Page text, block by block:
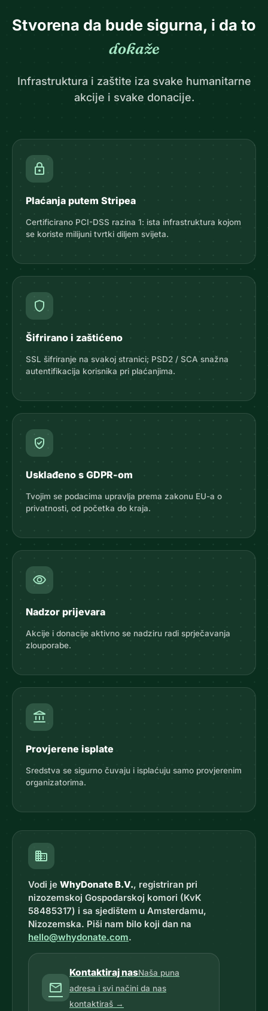
Stvorena da bude sigurna, i da to
dokaže
Infrastruktura i zaštite iza svake humanitarne
akcije i svake donacije.
lock
Plaćanja putem Stripea
Certificirano PCI-DSS razina 1: ista infrastruktura kojom
se koriste milijuni tvrtki diljem svijeta.
shield
Šifrirano i zaštićeno
SSL šifriranje na svakoj stranici; PSD2 / SCA snažna
autentifikacija korisnika pri plaćanjima.
gpp_good
Usklađeno s GDPR-om
Tvojim se podacima upravlja prema zakonu EU-a o
privatnosti, od početka do kraja.
visibility
Nadzor prijevara
Akcije i donacije aktivno se nadziru radi sprječavanja
zlouporabe.
account_balance
Provjerene isplate
Sredstva se sigurno čuvaju i isplaćuju samo provjerenim
organizatorima.
domain
Vodi je WhyDonate B.V., registriran pri
nizozemskoj Gospodarskoj komori (KvK
58485317) i sa sjedištem u Amsterdamu,
Nizozemska. Piši nam bilo koji dan na
hello@whydonate.com.
mail
Kontaktiraj nasNaša puna
adresa i svi načini da nas
kontaktiraš →